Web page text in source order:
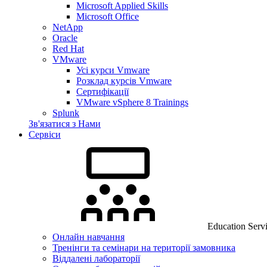
Microsoft Applied Skills
Microsoft Office
NetApp
Oracle
Red Hat
VMware
Усі курси Vmware
Розклад курсів Vmware
Сертифікації
VMware vSphere 8 Trainings
Splunk
Зв'язатися з Нами
Сервіси
Education
Онлайн навчання
Тренінги та семінари на території замовника
Віддалені лабораторії